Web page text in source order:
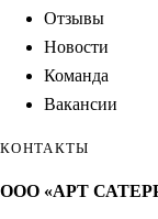
Отзывы
Новости
Команда
Вакансии
КОНТАКТЫ
ООО «АРТ